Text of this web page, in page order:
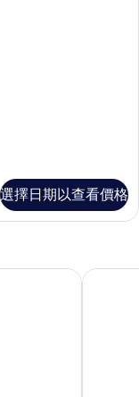
選擇日期以查看價格
芭達雅